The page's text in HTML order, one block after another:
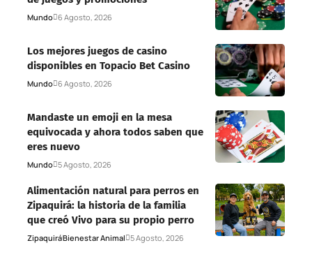
Mundo 6 Agosto, 2026
Los mejores juegos de casino
disponibles en Topacio Bet Casino
Mundo 6 Agosto, 2026
Mandaste un emoji en la mesa
equivocada y ahora todos saben que
eres nuevo
Mundo 5 Agosto, 2026
Alimentación natural para perros en
Zipaquirá: la historia de la familia
que creó Vivo para su propio perro
ZipaquiráBienestar Animal 5 Agosto, 2026